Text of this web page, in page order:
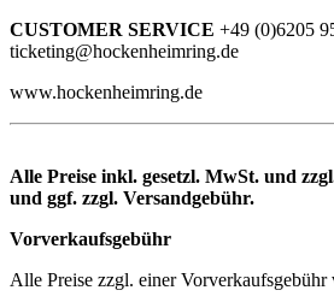
CUSTOMER SERVICE +49 (0)6205
ticketing@hockenheimring.de
www.hockenheimring.de
Alle Preise inkl. gesetzl. MwSt. und
und ggf. zzgl. Versandgebühr.
Vorverkaufsgebühr
Alle Preise zzgl. einer